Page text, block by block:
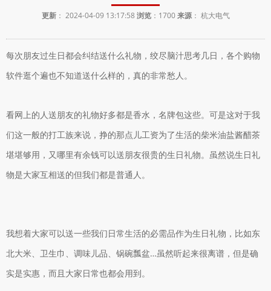
更新： 2024-04-09 13:17:58 浏览： 1700 来源： 杭大电气
每次朋友过生日都会纠结送什么礼物，绞尽脑汁思考几日，各个购物
软件逛个遍也不知道送什么样的，真的非常愁人。
看网上的人送朋友的礼物好多都是香水，名牌包这些。可是这对于我
们这一般的打工族来说，挣的那点儿工资为了生活的柴米油盐酱醋茶
堪堪够用，又哪里有余钱可以送朋友很贵的生日礼物。虽然说生日礼
物是大家互相送的但我们都是普通人。
我想着大家可以送一些我们日常生活的必需品作为生日礼物，比如东
北大米、卫生巾、调味儿品、锅碗瓢盆…虽然听起来很离谱，但是确
实是实惠，而且大家日常也都会用到。